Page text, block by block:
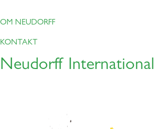
OM NEUDORFF
KONTAKT
Neudorff International